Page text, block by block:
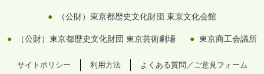
（公財）東京都歴史文化財団 東京文化会館
（公財）東京都歴史文化財団 東京芸術劇場 東京商工会議所
サイトポリシー 利用方法
よくある質問／ご意見フォーム